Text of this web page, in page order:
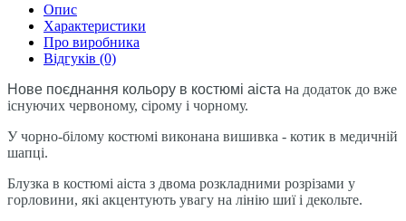
Опис
Характеристики
Про виробника
Відгуків (0)
Нове поєднання кольору в костюмі аiста на додаток до вже
існуючих червоному, сірому і чорному.
У чорно-білому костюмі виконана вишивка - котик в медичній
шапці.
Блузка в костюмі аiста з двома розкладними розрізами у
горловини, які акцентують увагу на лінію шиї і декольте.